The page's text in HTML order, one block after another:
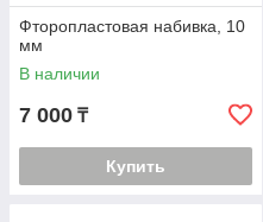
Фторопластовая набивка, 10
мм
В наличии
7 000 ₸
Купить